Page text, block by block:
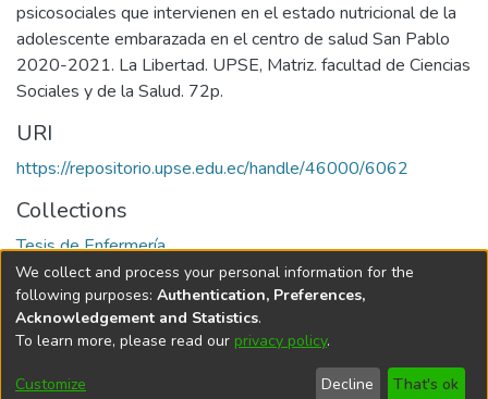
psicosociales que intervienen en el estado nutricional de la
adolescente embarazada en el centro de salud San Pablo
2020-2021. La Libertad. UPSE, Matriz. facultad de Ciencias
Sociales y de la Salud. 72p.
URI
https://repositorio.upse.edu.ec/handle/46000/6062
Collections
Tesis de Enfermería
Full item page
DSpace softwarecopyright © 2002-2026
Cookie
End User
Send
We collect and process your personal information for the
following purposes: Authentication, Preferences,
Acknowledgement and Statistics.
To learn more, please read our privacy policy.
Customize Decline That's ok